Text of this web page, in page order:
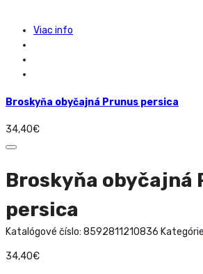
Viac info
Broskyňa obyčajná Prunus persica
34,40€
Broskyňa obyčajná
persica
Katalógové číslo: 8592811210836
34,40€